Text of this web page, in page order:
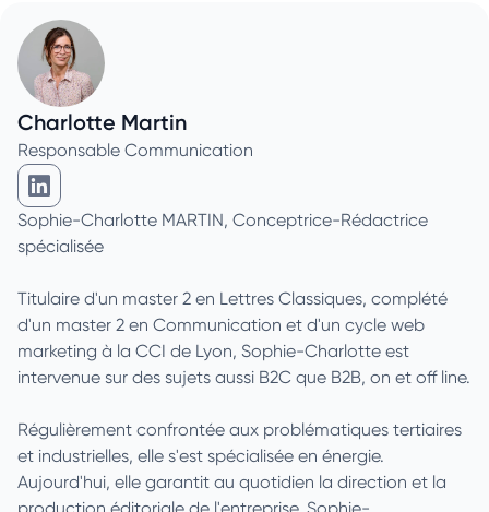
Charlotte Martin
Responsable Communication
Charlotte Martin sur Linkedin
Sophie-Charlotte MARTIN, Conceptrice-Rédactrice
spécialisée
Titulaire d'un master 2 en Lettres Classiques, complété
d'un master 2 en Communication et d'un cycle web
marketing à la CCI de Lyon, Sophie-Charlotte est
intervenue sur des sujets aussi B2C que B2B, on et off line.
Régulièrement confrontée aux problématiques tertiaires
et industrielles, elle s'est spécialisée en énergie.
Aujourd'hui, elle garantit au quotidien la direction et la
production éditoriale de l'entreprise. Sophie-